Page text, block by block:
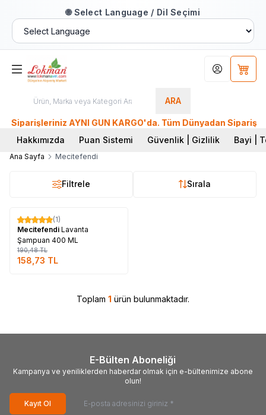
🌐 Select Language / Dil Seçimi
ARA
Hesabım
AYNI GÜN KARGO'da. Tüm Dünyadan Sipariş
Hakkımızda
Puan Sistemi Güvenlik | Gizlilik Bayi |
Ana Sayfa Mecitefendi
Filtrele Sırala
%17
(1)
Mecitefendi Lavanta
Şampuan 400 ML
190,48TL
158,73 TL
Toplam 1 ürün bulunmaktadır.
E-Bülten Aboneliği
Kampanya ve yeniliklerden haberdar olmak için e-bültenimize abone
olun!
Kayıt Ol